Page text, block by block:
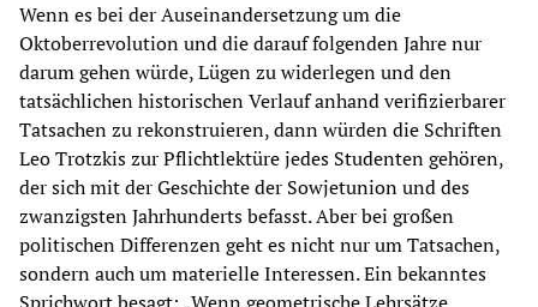
Wenn es bei der Auseinandersetzung um die
Oktoberrevolution und die darauf folgenden Jahre nur
darum gehen würde, Lügen zu widerlegen und den
tatsächlichen historischen Verlauf anhand verifizierbarer
Tatsachen zu rekonstruieren, dann würden die Schriften
Leo Trotzkis zur Pflichtlektüre jedes Studenten gehören,
der sich mit der Geschichte der Sowjetunion und des
zwanzigsten Jahrhunderts befasst. Aber bei großen
politischen Differenzen geht es nicht nur um Tatsachen,
sondern auch um materielle Interessen. Ein bekanntes